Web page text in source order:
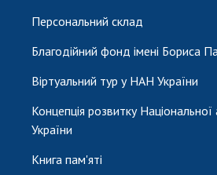
Персональний склад
Благодійний фонд імені Бориса
Віртуальний тур у НАН України
Концепція розвитку Національної
України
Книга пам'яті